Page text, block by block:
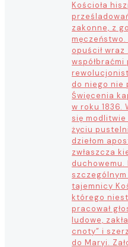
Kościoła
zakonne, z
męczeństwo.
opuścił wraz
do niego nie
Święcenia
w roku 1836.
się modlitwie
życiu
dziełom
zwłaszcza
duchowemu.
szczególnym
tajemnicy
którego
pracował
ludowe,
cnoty” i
do Maryi.